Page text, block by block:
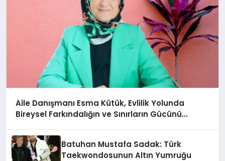
Aile Danışmanı Esma Kütük, Evlilik Yolunda
Bireysel Farkındalığın ve Sınırların Gücünü
Batuhan Mustafa Sadak: Türk
Taekwondosunun Altın Yumruğu